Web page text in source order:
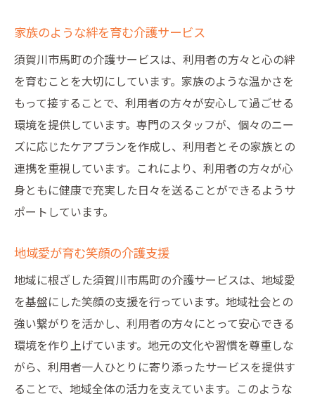
安心感を提供する介護サポート
福島県須賀川市の介護が描く未来
地域密着型で安心の介護ライフ
介護サービスを通じて得られる心の安らぎ
須賀川市での安心感ある介護の実現
家族のような絆を育む介護サービス
須賀川市馬町の介護サービスは、利用者の方々と心の絆
を育むことを大切にしています。家族のような温かさを
もって接することで、利用者の方々が安心して過ごせる
環境を提供しています。専門のスタッフが、個々のニー
ズに応じたケアプランを作成し、利用者とその家族との
連携を重視しています。これにより、利用者の方々が心
身ともに健康で充実した日々を送ることができるようサ
ポートしています。
地域愛が育む笑顔の介護支援
地域に根ざした須賀川市馬町の介護サービスは、地域愛
を基盤にした笑顔の支援を行っています。地域社会との
強い繋がりを活かし、利用者の方々にとって安心できる
環境を作り上げています。地元の文化や習慣を尊重しな
がら、利用者一人ひとりに寄り添ったサービスを提供す
ることで、地域全体の活力を支えています。このような